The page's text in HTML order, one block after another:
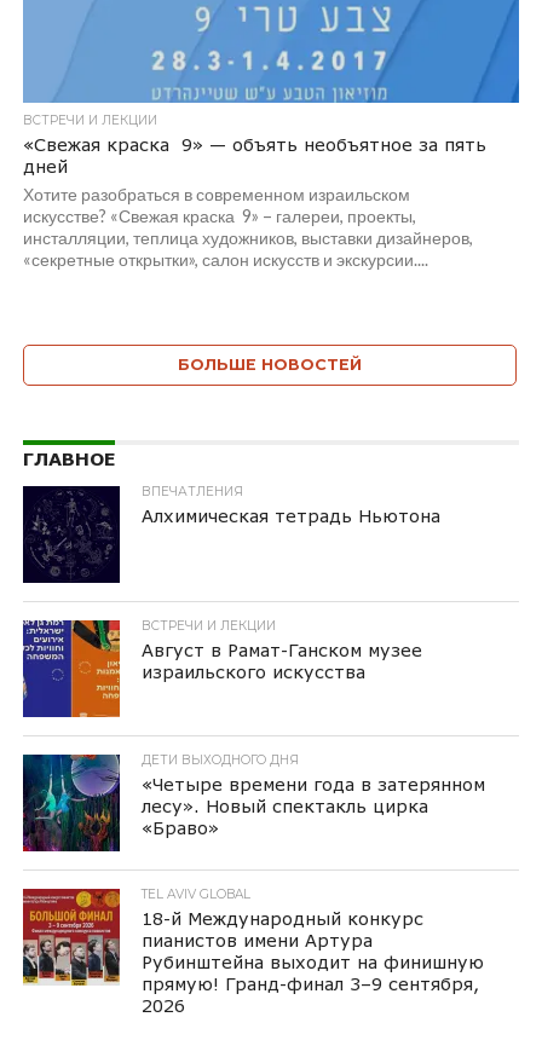
ВСТРЕЧИ И ЛЕКЦИИ
«Свежая краска 9» — объять необъятное за пять
дней
Хотите разобраться в современном израильском
искусстве? «Свежая краска 9» – галереи, проекты,
инсталляции, теплица художников, выставки дизайнеров,
«секретные открытки», салон искусств и экскурсии....
БОЛЬШЕ НОВОСТЕЙ
ГЛАВНОЕ
ВПЕЧАТЛЕНИЯ
Алхимическая тетрадь Ньютона
ВСТРЕЧИ И ЛЕКЦИИ
Август в Рамат-Ганском музее
израильского искусства
ДЕТИ ВЫХОДНОГО ДНЯ
«Четыре времени года в затерянном
лесу». Новый спектакль цирка
«Браво»
TEL AVIV GLOBAL
18-й Международный конкурс
пианистов имени Артура
Рубинштейна выходит на финишную
прямую! Гранд-финал 3–9 сентября,
2026